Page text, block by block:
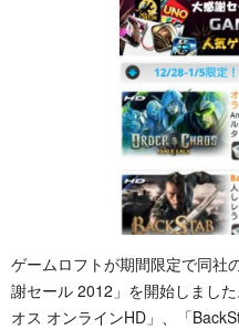
ゲームロフトが期間限定で同社
謝セール 2012」を開始しまし
オス オンラインHD」、「